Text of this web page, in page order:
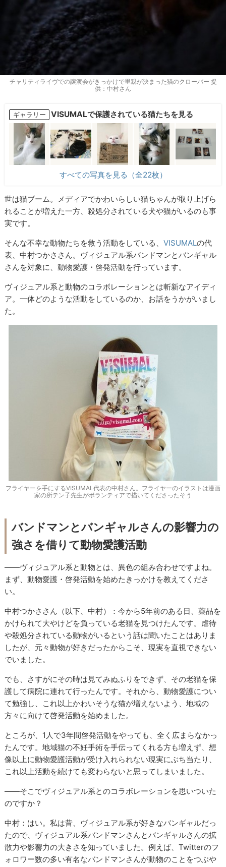
チャリティライヴでの譲渡会がきっかけで里親が決まった猫のクローバー 提
供：中村さん
ギャラリー VISUMALで保護されている猫たちを見る
すべての写真を見る（全22枚）
世は猫ブーム。メディアでかわいらしい猫ちゃんが取り上げら
れることが増えた一方、殺処分されている犬や猫がいるのも事
実です。
そんな不幸な動物たちを救う活動をしている、VISUMALの代
表、中村つかささん。ヴィジュアル系バンドマンとバンギャル
さんを対象に、動物愛護・啓発活動を行っています。
ヴィジュアル系と動物のコラボレーションとは斬新なアイディ
ア。一体どのような活動をしているのか、お話をうかがいまし
た。
フライヤーを手にするVISUMAL代表の中村さん。フライヤーのイラストは漫画
家の所テン子先生がボランティアで描いてくださったそう
バンドマンとバンギャルさんの影響力の
強さを借りて動物愛護活動
——ヴィジュアル系と動物とは、異色の組み合わせですよね。
まず、動物愛護・啓発活動を始めたきっかけを教えてくださ
い。
中村つかささん（以下、中村）：今から5年前のある日、薬品を
かけられて大やけどを負っている老猫を見つけたんです。虐待
や殺処分されている動物がいるという話は聞いたことはありま
したが、元々動物が好きだったからこそ、現実を直視できない
でいました。
でも、さすがにその時は見てみぬふりをできず、その老猫を保
護して病院に連れて行ったんです。それから、動物愛護につい
て勉強し、これ以上かわいそうな猫が増えないよう、地域の
方々に向けて啓発活動を始めました。
ところが、1人で3年間啓発活動をやっても、全く広まらなかっ
たんです。地域猫の不妊手術を手伝ってくれる方も増えず、想
像以上に動物愛護活動が受け入れられない現実にぶち当たり、
これ以上活動を続けても変わらないと思ってしまいました。
——そこでヴィジュアル系とのコラボレーションを思いついた
のですか？
中村：はい。私は昔、ヴィジュアル系が好きなバンギャルだっ
たので、ヴィジュアル系バンドマンさんとバンギャルさんの拡
散力や影響力の大きさを知っていました。例えば、Twitterのフ
ォロワー数の多い有名なバンドマンさんが動物のことをつぶや